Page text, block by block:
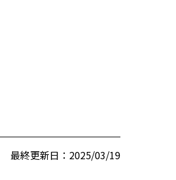
最終更新日：2025/03/19